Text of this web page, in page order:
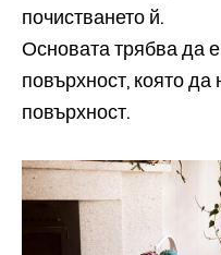
почистването й.
Основата трябва да
повърхност, която да
повърхност.